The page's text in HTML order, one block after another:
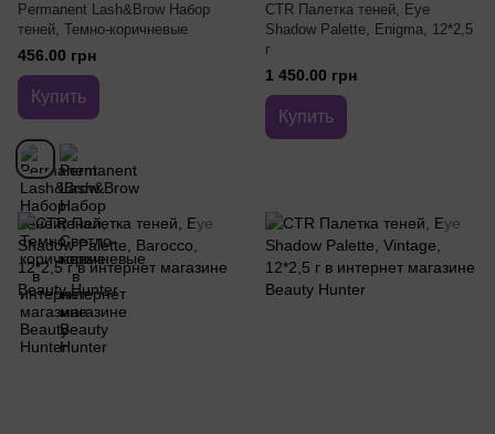
Permanent Lash&Brow Набор
теней, Темно-коричневые
456.00 грн
Купить
CTR Палетка теней, Eye
Shadow Palette, Enigma, 12*2,5
г
1 450.00 грн
Купить